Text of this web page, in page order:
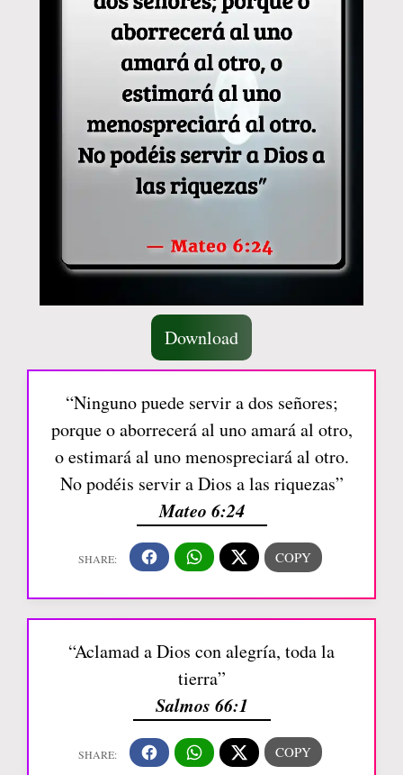
Download
“Ninguno puede servir a dos señores;
porque o aborrecerá al uno amará al otro,
o estimará al uno menospreciará al otro.
No podéis servir a Dios a las riquezas”
Mateo 6:24
“Aclamad a Dios con alegría, toda la
tierra”
Salmos 66:1